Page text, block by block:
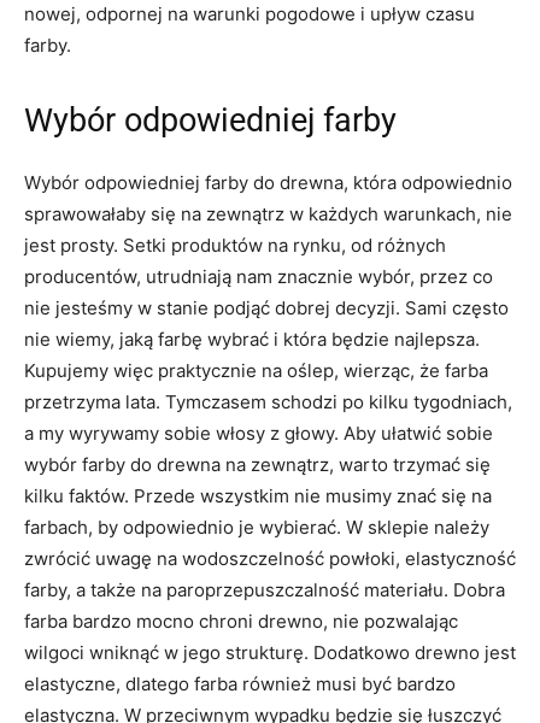
nowej, odpornej na warunki pogodowe i upływ czasu
farby.
Wybór odpowiedniej farby
Wybór odpowiedniej farby do drewna, która odpowiednio
sprawowałaby się na zewnątrz w każdych warunkach, nie
jest prosty. Setki produktów na rynku, od różnych
producentów, utrudniają nam znacznie wybór, przez co
nie jesteśmy w stanie podjąć dobrej decyzji. Sami często
nie wiemy, jaką farbę wybrać i która będzie najlepsza.
Kupujemy więc praktycznie na oślep, wierząc, że farba
przetrzyma lata. Tymczasem schodzi po kilku tygodniach,
a my wyrywamy sobie włosy z głowy. Aby ułatwić sobie
wybór farby do drewna na zewnątrz, warto trzymać się
kilku faktów. Przede wszystkim nie musimy znać się na
farbach, by odpowiednio je wybierać. W sklepie należy
zwrócić uwagę na wodoszczelność powłoki, elastyczność
farby, a także na paroprzepuszczalność materiału. Dobra
farba bardzo mocno chroni drewno, nie pozwalając
wilgoci wniknąć w jego strukturę. Dodatkowo drewno jest
elastyczne, dlatego farba również musi być bardzo
elastyczna. W przeciwnym wypadku będzie się łuszczyć